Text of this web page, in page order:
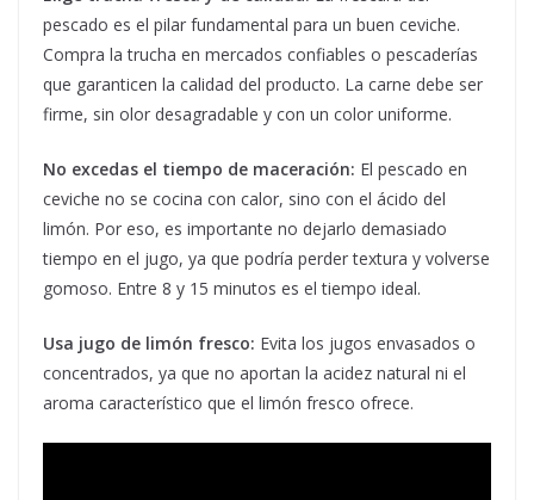
pescado es el pilar fundamental para un buen ceviche.
Compra la trucha en mercados confiables o pescaderías
que garanticen la calidad del producto. La carne debe ser
firme, sin olor desagradable y con un color uniforme.
No excedas el tiempo de maceración: El pescado en
ceviche no se cocina con calor, sino con el ácido del
limón. Por eso, es importante no dejarlo demasiado
tiempo en el jugo, ya que podría perder textura y volverse
gomoso. Entre 8 y 15 minutos es el tiempo ideal.
Usa jugo de limón fresco: Evita los jugos envasados o
concentrados, ya que no aportan la acidez natural ni el
aroma característico que el limón fresco ofrece.